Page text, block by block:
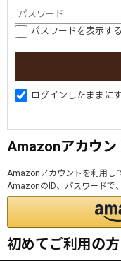
パスワードを表示する
ログインしたままに
Amazonアカウン
Amazonアカウントを利用し
AmazonのID、パスワードで
初めてご利用の